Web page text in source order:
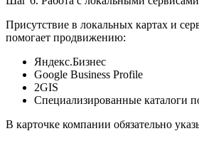
Присутствие в локальных картах и
помогает продвижению:
Яндекс.Бизнес
Google Business Profile
2GIS
Специализированные каталоги
В карточке компании обязательно